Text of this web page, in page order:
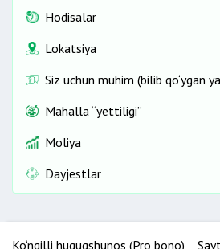
Hodisalar
Lokatsiya
Siz uchun muhim (bilib qo‘ygan
Mahalla “yettiligi”
Moliya
Dayjestlar
Ko‘ngilli huquqshunos (Pro bono)